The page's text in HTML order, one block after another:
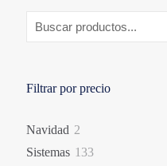
Filtrar por precio
Navidad 2
Sistemas 133133